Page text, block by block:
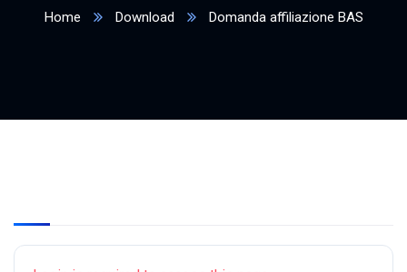
Home Download Domanda affiliazione BAS